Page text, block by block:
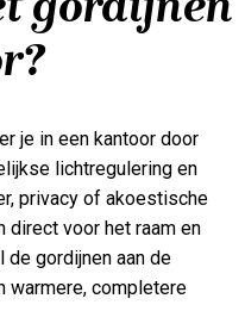
je in een kantoor door
lichtregulering en
privacy of akoestische
direct voor het raam en
gordijnen aan de
warmere, completere